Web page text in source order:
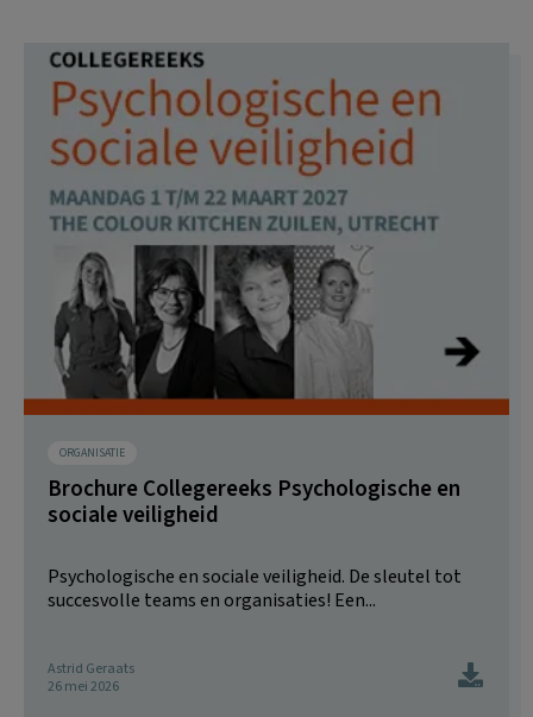
ORGANISATIE
Brochure Collegereeks Psychologische en
sociale veiligheid
Psychologische en sociale veiligheid. De sleutel tot
succesvolle teams en organisaties! Een...
Astrid Geraats
26 mei 2026